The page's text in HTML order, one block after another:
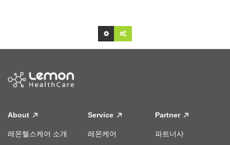
About
레몬헬스케어 소개
Service
레몬케어
Partner
파트너사